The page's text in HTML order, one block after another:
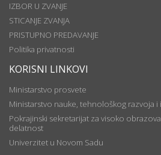
IZBOR U ZVANJE
STICANJE ZVANJA
PRISTUPNO PREDAVANJE
Politika privatnosti
KORISNI LINKOVI
Ministarstvo prosvete
Ministarstvo nauke, tehnološkog razvoja i
Pokrajinski sekretarijat za visoko
delatnost
Univerzitet u Novom Sadu